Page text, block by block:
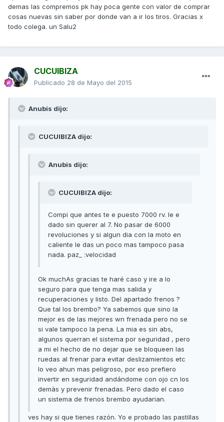
demas las compremos pk hay poca gente con valor de comprar
cosas nuevas sin saber por donde van a ir los tiros. Gracias x
todo colega. un Salu2
CUCUIBIZA
Publicado 28 de Mayo del 2015
Anubis dijo:
CUCUIBIZA dijo:
Anubis dijo:
CUCUIBIZA dijo:
Compi que antes te e puesto 7000 rv. le e
dado sin querer al 7. No pasar de 6000
revoluciones y si algun dia con la moto en
caliente le das un poco mas tampoco pasa
nada. paz_ :velocidad
Ok muchAs gracias te haré caso y ire a lo
seguro para que tenga mas salida y
recuperaciones y listo. Del apartado frenos ?
Que tal los brembo? Ya sabemos que sino la
mejor es de las mejores wn frenada pero no se
si vale tampoco la pena. La mia es sin abs,
algunos querran el sistema por seguridad , pero
a mi el hecho de no dejar que se bloqueen las
ruedas al frenar para evitar deslizamientos etc
lo veo ahun mas peligroso, por eso prefiero
invertir en seguridad andándome con ojo cn los
demàs y prevenir frenadas. Pero dado el caso
un sistema de frenos brembo ayudarian.
ves hay si que tienes razón. Yo e probado las pastillas